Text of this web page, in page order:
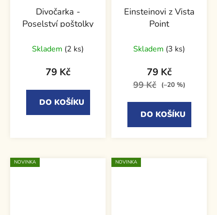
Divočarka -
Poselství poštolky
Skladem (2 ks)
79 Kč
DO KOŠÍKU
Einsteinovi z Vista
Point
Skladem (3 ks)
79 Kč
99 Kč (–20 %)
DO KOŠÍKU
NOVINKA NOVINKA